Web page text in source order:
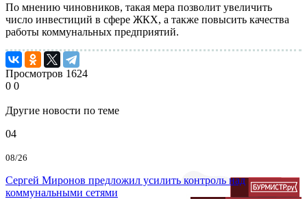
По мнению чиновников, такая мера позволит увеличить
число инвестиций в сфере ЖКХ, а также повысить качества
работы коммунальных предприятий.
Просмотров 1624
0 0
Другие новости по теме
04
08/26
Сергей Миронов предложил усилить контроль над
коммунальными сетями